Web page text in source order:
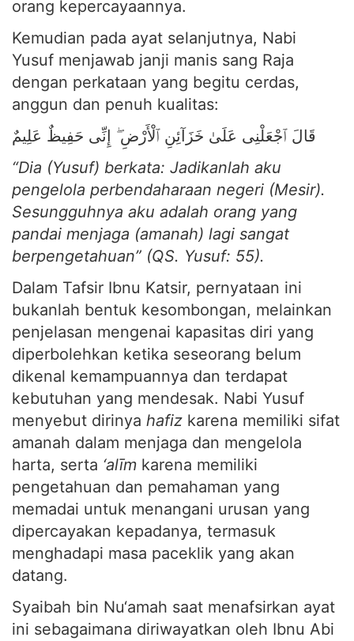
orang kepercayaannya.
Kemudian pada ayat selanjutnya, Nabi
Yusuf menjawab janji manis sang Raja
dengan perkataan yang begitu cerdas,
anggun dan penuh kualitas:
قَالَ ٱجْعَلْنِى عَلَىٰ خَزَآئِنِ ٱلْأَرْضِ ۖ إِنِّى حَفِيظٌ عَلِيمٌ
“Dia (Yusuf) berkata: Jadikanlah aku
pengelola perbendaharaan negeri (Mesir).
Sesungguhnya aku adalah orang yang
pandai menjaga (amanah) lagi sangat
berpengetahuan” (QS. Yusuf: 55).
Dalam Tafsir Ibnu Katsir, pernyataan ini
bukanlah bentuk kesombongan, melainkan
penjelasan mengenai kapasitas diri yang
diperbolehkan ketika seseorang belum
dikenal kemampuannya dan terdapat
kebutuhan yang mendesak. Nabi Yusuf
menyebut dirinya hafiz karena memiliki sifat
amanah dalam menjaga dan mengelola
harta, serta ‘alīm karena memiliki
pengetahuan dan pemahaman yang
memadai untuk menangani urusan yang
dipercayakan kepadanya, termasuk
menghadapi masa paceklik yang akan
datang.
Syaibah bin Nu‘amah saat menafsirkan ayat
ini sebagaimana diriwayatkan oleh Ibnu Abi